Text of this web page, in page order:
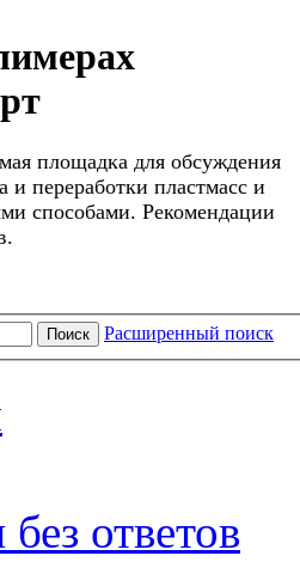
площадка для обсуждения
и переработки пластмасс и
способами. Рекомендации
Поиск Расширенный поиск
ответов